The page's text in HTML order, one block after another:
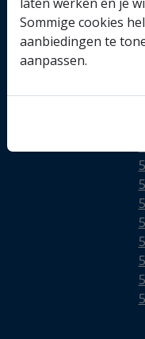
Sommige cookies
aanbiedingen te
aanpassen.